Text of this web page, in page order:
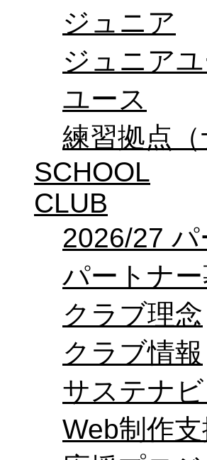
ジュニア
ジュニア
ユース
練習拠点
SCHOOL
CLUB
2026/27
パートナ
クラブ理念
クラブ情報
サステナ
Web制作支